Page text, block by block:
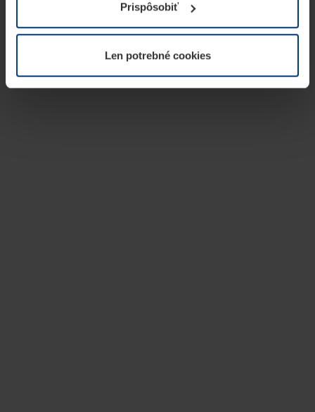
potrebujeme Vaše povolenie. Vaše povolenie môžete
kedykoľvek zmeniť alebo odvolať vo vysvetlení cookie
našej webovej stránky.
Prispôsobiť
Len potrebné cookies